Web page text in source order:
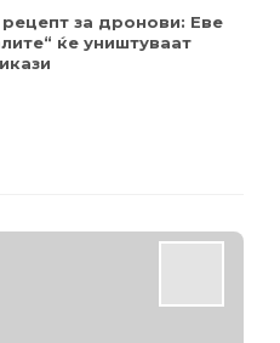
за дронови: Еве
ќе уништуваат